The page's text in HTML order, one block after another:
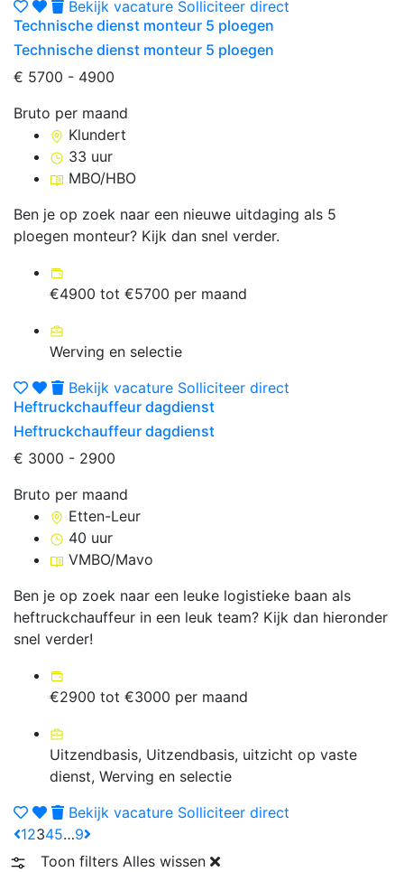
Bekijk vacature Solliciteer direct
Technische dienst monteur 5 ploegen
Technische dienst monteur 5 ploegen
€ 5700 - 4900
Bruto per maand
Klundert
33 uur
MBO/HBO
Ben je op zoek naar een nieuwe uitdaging als 5
ploegen monteur? Kijk dan snel verder.
€4900 tot €5700 per maand
Werving en selectie
Bekijk vacature Solliciteer direct
Heftruckchauffeur dagdienst
Heftruckchauffeur dagdienst
€ 3000 - 2900
Bruto per maand
Etten-Leur
40 uur
VMBO/Mavo
Ben je op zoek naar een leuke logistieke baan als
heftruckchauffeur in een leuk team? Kijk dan hieronder
snel verder!
€2900 tot €3000 per maand
Uitzendbasis, Uitzendbasis, uitzicht op vaste
dienst, Werving en selectie
Bekijk vacature Solliciteer direct
12345…9
Toon filters Alles wissen